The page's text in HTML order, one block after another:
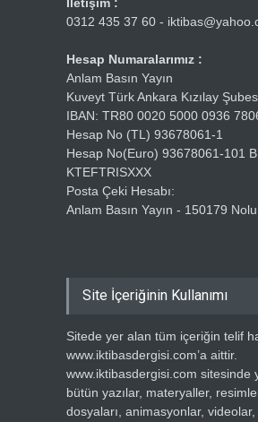
İletişim :
0312 435 37 60 -
Hesap Numaralarımız :
Anlam Basın Yayın
Kuveyt Türk Ankara Kızılay
IBAN: TR80 0020 5000 0936
Hesap No (TL) 93678061-1
Hesap No(Euro) 93678061-101
KTEFTRISXXX
Posta Çeki Hesabı:
Anlam Basın Yayın - 150179
Site İçeriğinin Kullanımı
Sitede yer alan tüm içeriğin telif
www.iktibasdergisi.com’a aittir.
www.iktibasdergisi.com sitesinde
bütün yazılar, materyaller,
dosyaları, animasyonlar,